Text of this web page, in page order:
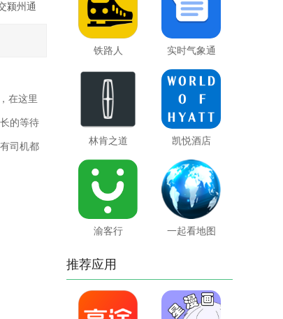
颍州通
在这里
的等待
司机都
铁路人 实时气象通
林肯之道 凯悦酒店
渝客行 一起看地图
推荐应用